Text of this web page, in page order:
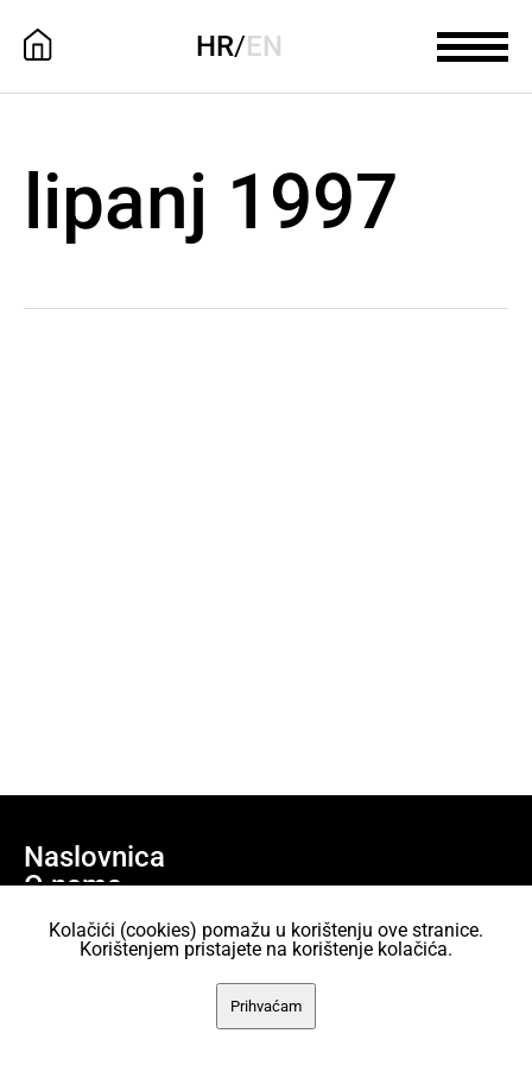
HR/EN
lipanj 1997
Naslovnica
O nama
Učlani se
Projekti
AKC Attack Sav sadržaj dan je na korištenje pod licencom Creative
Kolačići (cookies) pomažu u korištenju ove stranice.
Korištenjem pristajete na korištenje kolačića.
Prihvaćam